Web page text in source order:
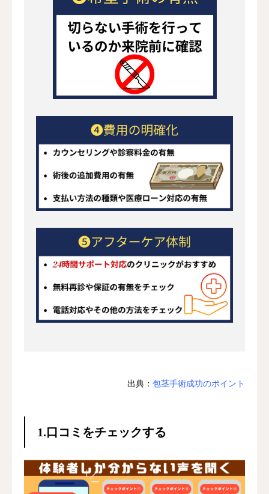
個人情報保護法 患者の個人情報・診療記録
コンテンツ全般
コンテンツ作成・運営ポリシー
お問合せ
出典： 包茎手術成功のポイント
1.口コミをチェックする